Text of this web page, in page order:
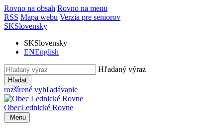
Rovno na obsah Rovno na menu
RSS Mapa webu Verzia pre seniorov
SKSlovensky
SKSlovensky
ENEnglish
Hľadaný výraz
Hľadať
rozšírené vyhľadávanie
ObecLednické Rovne
Menu